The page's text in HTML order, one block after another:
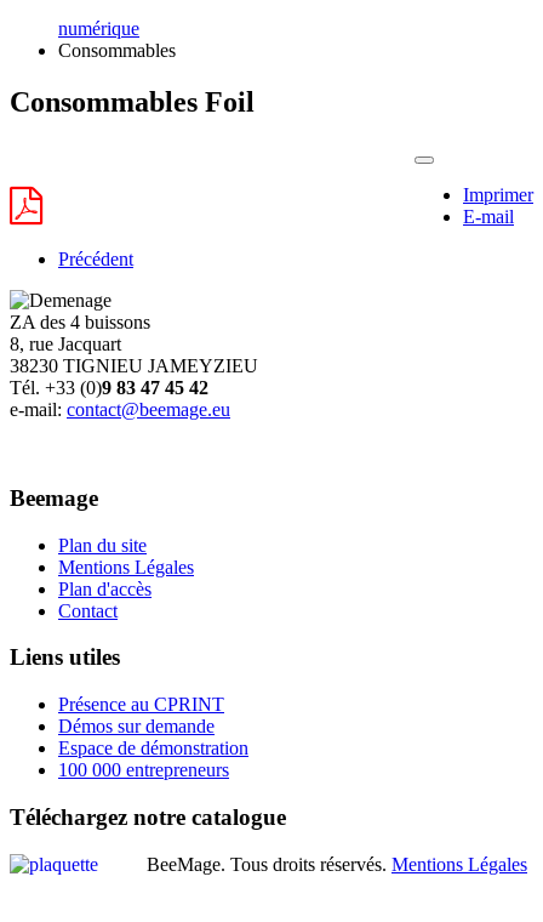
numérique
Consommables
Consommables Foil
Imprimer
E-mail
Précédent
ZA des 4 buissons
8, rue Jacquart
38230 TIGNIEU JAMEYZIEU
Tél. +33 (0)9 83 47 45 42
e-mail: contact@beemage.eu
Beemage
Plan du site
Mentions Légales
Plan d'accès
Contact
Liens utiles
Présence au CPRINT
Démos sur demande
Espace de démonstration
100 000 entrepreneurs
Téléchargez notre catalogue
BeeMage. Tous droits réservés. Mentions Légales